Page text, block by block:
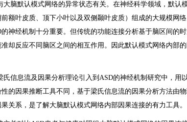
大脑默认模式网络的异常状态有关。在神经科学领域，默认
额叶皮质、顶下小叶以及双侧颞叶皮质）组成的大规模网
的神经机制十分重要。但传统的功能连接分析基于脑区间的
却反应不同脑区之间的相互作用。因此默认模式网络内部
信息流及因果分析理论引入到 ASD的神经机制研究中，用
的因果推断工具不同，基于梁氏信息流的因果分析方法由
关系，是了解大脑默认模式网络内部因果连接的有力工具。